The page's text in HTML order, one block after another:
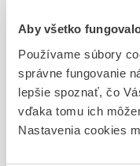
Aby všetko
Používame súbory
správne fungovanie
lepšie spoznať, čo
vďaka tomu ich
Nastavenia cookies
Sanofi B.V., Holandsko
Indikačná skupina
87 - VARIA I